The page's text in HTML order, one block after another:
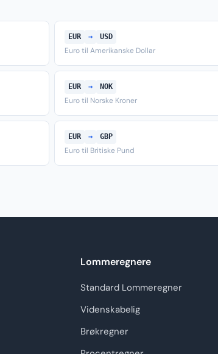
EUR → USD
Euro til Amerikanske Dollar
EUR → NOK
Euro til Norske Kroner
EUR → GBP
Euro til Britiske Pund
Lommeregnere
Standard Lommeregner
Videnskabelig
Brøkregner